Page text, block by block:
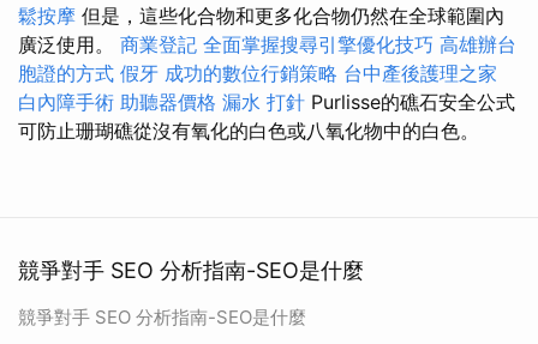
鬆按摩 但是，這些化合物和更多化合物仍然在全球範圍內
廣泛使用。 商業登記 全面掌握搜尋引擎優化技巧 高雄辦台
胞證的方式 假牙 成功的數位行銷策略 台中產後護理之家
白內障手術 助聽器價格 漏水 打針 Purlisse的礁石安全公式
可防止珊瑚礁從沒有氧化的白色或八氧化物中的白色。
競爭對手 SEO 分析指南-SEO是什麼
競爭對手 SEO 分析指南-SEO是什麼